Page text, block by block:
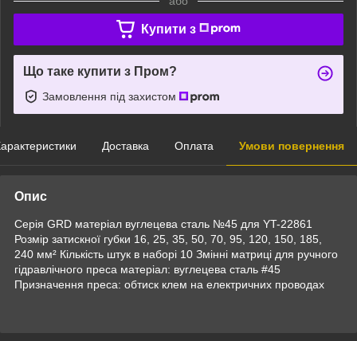
Купити з
Що таке купити з Пром?
Замовлення під захистом
Доставка Оплата Умови повернення
Опис
Серія GRD матеріал вуглецева сталь №45 для YT-22861
Розмір затискної губки 16, 25, 35, 50, 70, 95, 120, 150, 185,
240 мм² Кількість штук в наборі 10 Змінні матриці для ручного
гідравлічного преса матеріал: вуглецева сталь #45
Призначення преса: обтиск клем на електричних проводах